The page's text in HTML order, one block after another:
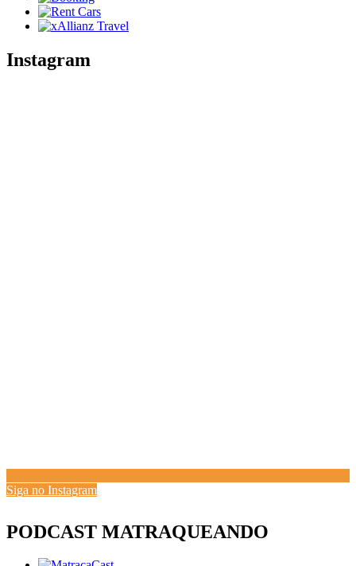
Instagram
Siga no Instagram
PODCAST MATRAQUEANDO